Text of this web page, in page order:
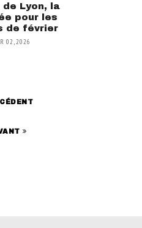
de Lyon, la
pour les
de février
02, 2026